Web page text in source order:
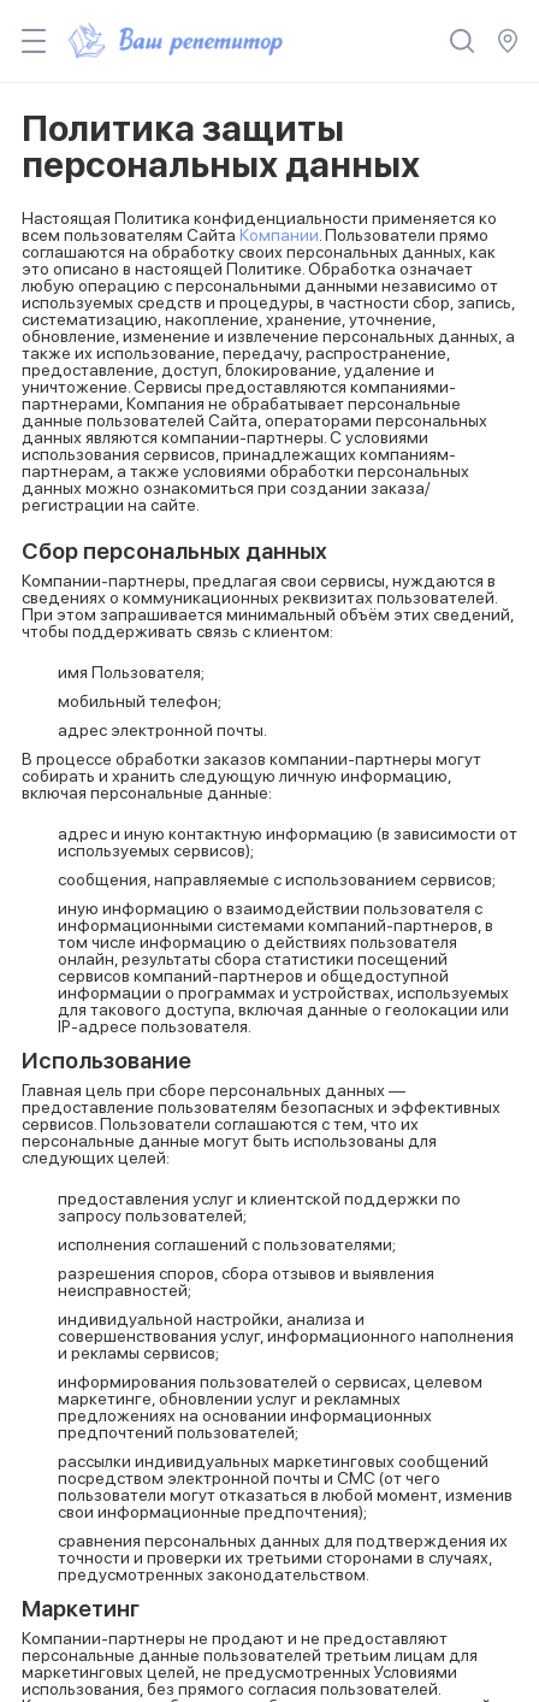
Политика защиты
персональных данных
Настоящая Политика конфиденциальности применяется ко
всем пользователям Сайта Компании . Пользователи прямо
соглашаются на обработку своих персональных данных, как
это описано в настоящей Политике. Обработка означает
любую операцию с персональными данными независимо от
используемых средств и процедуры, в частности сбор, запись,
систематизацию, накопление, хранение, уточнение,
обновление, изменение и извлечение персональных данных, а
также их использование, передачу, распространение,
предоставление, доступ, блокирование, удаление и
уничтожение. Сервисы предоставляются компаниями-
партнерами, Компания не обрабатывает персональные
данные пользователей Сайта, операторами персональных
данных являются компании-партнеры. С условиями
использования сервисов, принадлежащих компаниям-
партнерам, а также условиями обработки персональных
данных можно ознакомиться при создании заказа/
регистрации на сайте.
Сбор персональных данных
Компании-партнеры, предлагая свои сервисы, нуждаются в
сведениях о коммуникационных реквизитах пользователей.
При этом запрашивается минимальный объём этих сведений,
чтобы поддерживать связь с клиентом:
имя Пользователя;
мобильный телефон;
адрес электронной почты.
В процессе обработки заказов компании-партнеры могут
собирать и хранить следующую личную информацию,
включая персональные данные:
адрес и иную контактную информацию (в зависимости от
используемых сервисов);
сообщения, направляемые с использованием сервисов;
иную информацию о взаимодействии пользователя с
информационными системами компаний-партнеров, в
том числе информацию о действиях пользователя
онлайн, результаты сбора статистики посещений
сервисов компаний-партнеров и общедоступной
информации о программах и устройствах, используемых
для такового доступа, включая данные о геолокации или
IP-адресе пользователя.
Использование
Главная цель при сборе персональных данных —
предоставление пользователям безопасных и эффективных
сервисов. Пользователи соглашаются с тем, что их
персональные данные могут быть использованы для
следующих целей:
предоставления услуг и клиентской поддержки по
запросу пользователей;
исполнения соглашений с пользователями;
разрешения споров, сбора отзывов и выявления
неисправностей;
индивидуальной настройки, анализа и
совершенствования услуг, информационного наполнения
и рекламы сервисов;
информирования пользователей о сервисах, целевом
маркетинге, обновлении услуг и рекламных
предложениях на основании информационных
предпочтений пользователей;
рассылки индивидуальных маркетинговых сообщений
посредством электронной почты и СМС (от чего
пользователи могут отказаться в любой момент, изменив
свои информационные предпочтения);
сравнения персональных данных для подтверждения их
точности и проверки их третьими сторонами в случаях,
предусмотренных законодательством.
Маркетинг
Компании-партнеры не продают и не предоставляют
персональные данные пользователей третьим лицам для
маркетинговых целей, не предусмотренных Условиями
использования, без прямого согласия пользователей.